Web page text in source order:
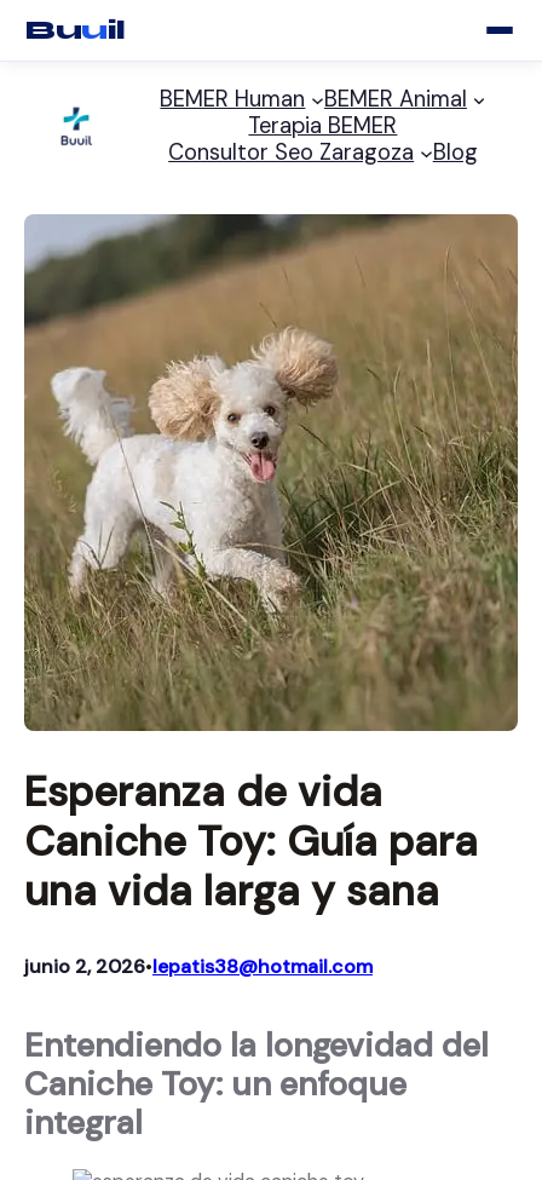
Buuil
contenido
BEMER Human
BEMER Animal
Terapia BEMER
Consultor Seo Zaragoza
Blog
Esperanza de vida
Caniche Toy: Guía para
una vida larga y sana
junio 2, 2026•lepatis38@hotmail.com
Entendiendo la longevidad del
Caniche Toy: un enfoque
integral